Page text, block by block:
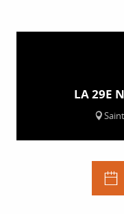
LA 29E